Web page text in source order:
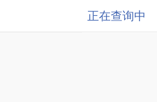
正在查询中